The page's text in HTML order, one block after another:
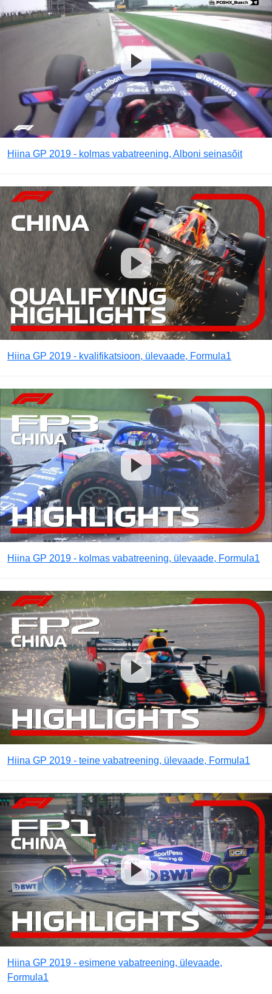
Hiina GP 2019 - kolmas vabatreening, Alboni seinasõit
Hiina GP 2019 - kvalifikatsioon, ülevaade, Formula1
Hiina GP 2019 - kolmas vabatreening, ülevaade, Formula1
Hiina GP 2019 - teine vabatreening, ülevaade, Formula1
Hiina GP 2019 - esimene vabatreening, ülevaade,
Formula1